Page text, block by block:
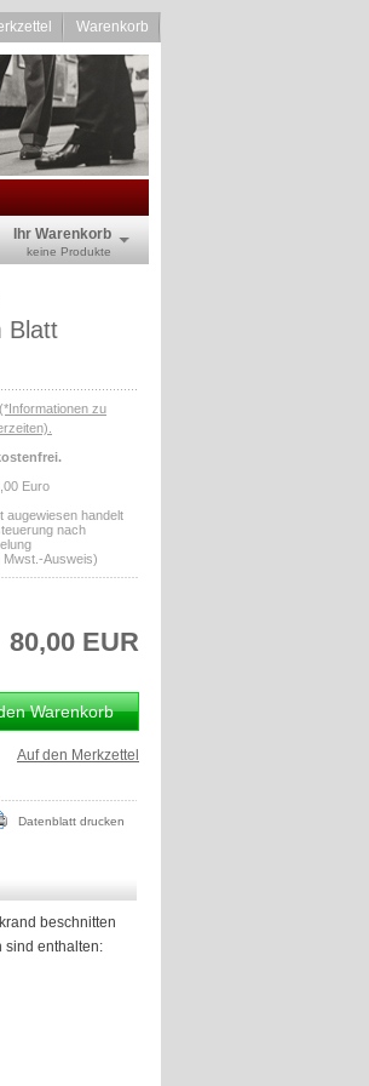
Warenkorb
Ihr Warenkorb
keine Produkte
Blatt
(*Informationen zu
Euro
augewiesen handelt
nach
Mwst.-Ausweis)
80,00 EUR
Warenkorb
Auf den Merkzettel
Datenblatt drucken
beschnitten
sind enthalten: